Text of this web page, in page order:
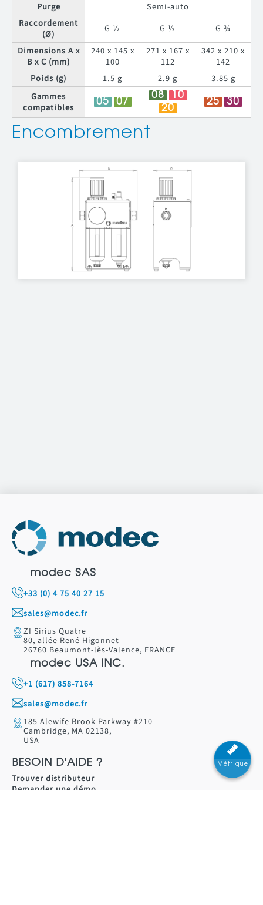
Purge
Semi-auto
Raccordement
(Ø)
G ½ G ½
G ¾
Dimensions A x
B x C (mm)
240 x 145 x
100
271 x 167 x
112
342 x 210 x
142
Poids (g)
1.5 g 2.9 g
3.85 g
Gammes
compatibles
05 07
08
10
20
25 30
Encombrement
modec SAS
+33 (0) 4 75 40 27 15
sales@modec.fr
ZI Sirius Quatre
80, allée René Higonnet
26760 Beaumont-lès-Valence, FRANCE
modec USA INC.
+1 (617) 858-7164
sales@modec.fr
185 Alewife Brook Parkway #210
Cambridge, MA 02138,
USA
BESOIN D'AIDE ?
Trouver distributeur
Demander une démo
Métrique